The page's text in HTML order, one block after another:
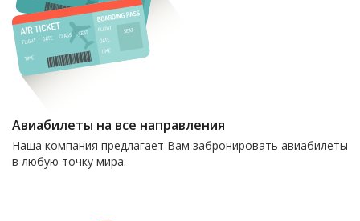
Авиабилеты на все направления
Наша компания предлагает Вам забронировать авиабилеты
в любую точку мира.